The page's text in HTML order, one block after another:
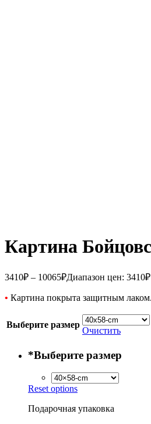
Картина
3410₽ – 10065₽Диапазон цен:
• Картина покрыта защитным лаком.
Выберите размер
Очистить
*Выберите размер
Reset options
Подарочная упаковка